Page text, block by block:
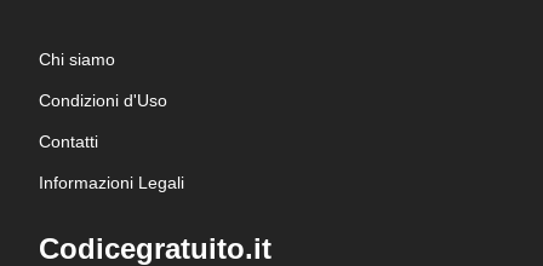
Chi siamo
Condizioni d'Uso
Contatti
Informazioni Legali
Codicegratuito.it